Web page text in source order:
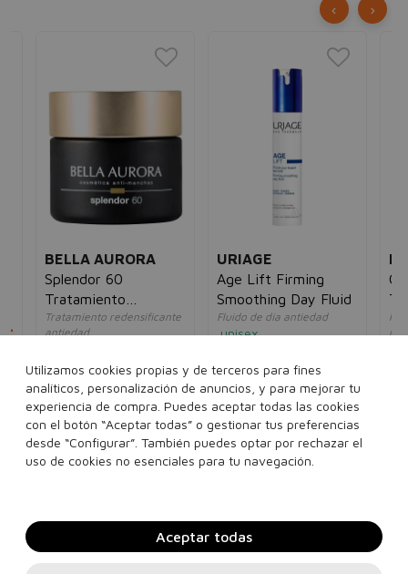
BELLA AURORA
Splendor 60
Tratamiento
Redensificante
SPF20
Tratamiento redensificante
antiedad
64,00€ 32,95€
50 ml
Añadir a la cesta
URIAGE
Age Lift Firming
Smoothing Day Fluid
Fluido de día antiedad
unisex
40 ml
Añadir a la cesta
‹ ›
Utilizamos cookies propias y de terceros para fines
analíticos, personalización de anuncios, y para mejorar tu
experiencia de compra. Puedes aceptar todas las cookies
con el botón “Aceptar todas” o gestionar tus preferencias
desde “Configurar”. También puedes optar por rechazar el
uso de cookies no esenciales para tu navegación.
Aceptar todas